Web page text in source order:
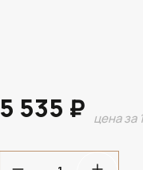
5 535 ₽ цена за